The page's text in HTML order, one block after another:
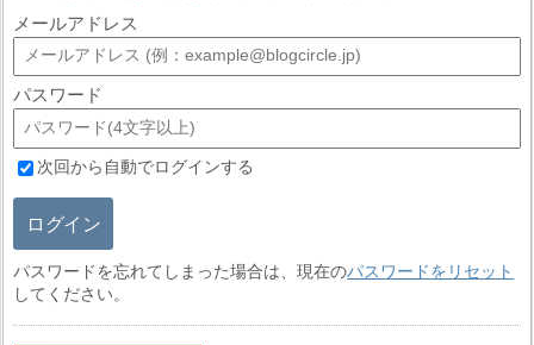
メールアドレス
パスワード
次回から自動でログインする
ログイン
パスワードを忘れてしまった場合は、現在のパスワードをリセット
してください。